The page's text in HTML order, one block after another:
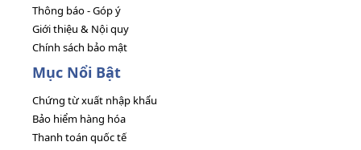
Thông báo - Góp ý
Giới thiệu & Nội quy
Chính sách bảo mật
Mục Nổi Bật
Chứng từ xuất nhập khẩu
Bảo hiểm hàng hóa
Thanh toán quốc tế